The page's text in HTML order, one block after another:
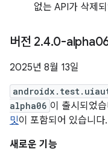
없는 API가 삭제
버전 2.4.0-
2025년 8월 13일
alpha06 이 출시되었
밋이 포함되어 있습니다.
새로운 기능